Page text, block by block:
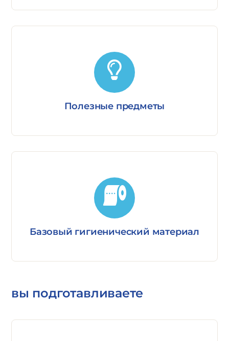
Полезные предметы
Базовый гигиенический материал
вы подготавливаете